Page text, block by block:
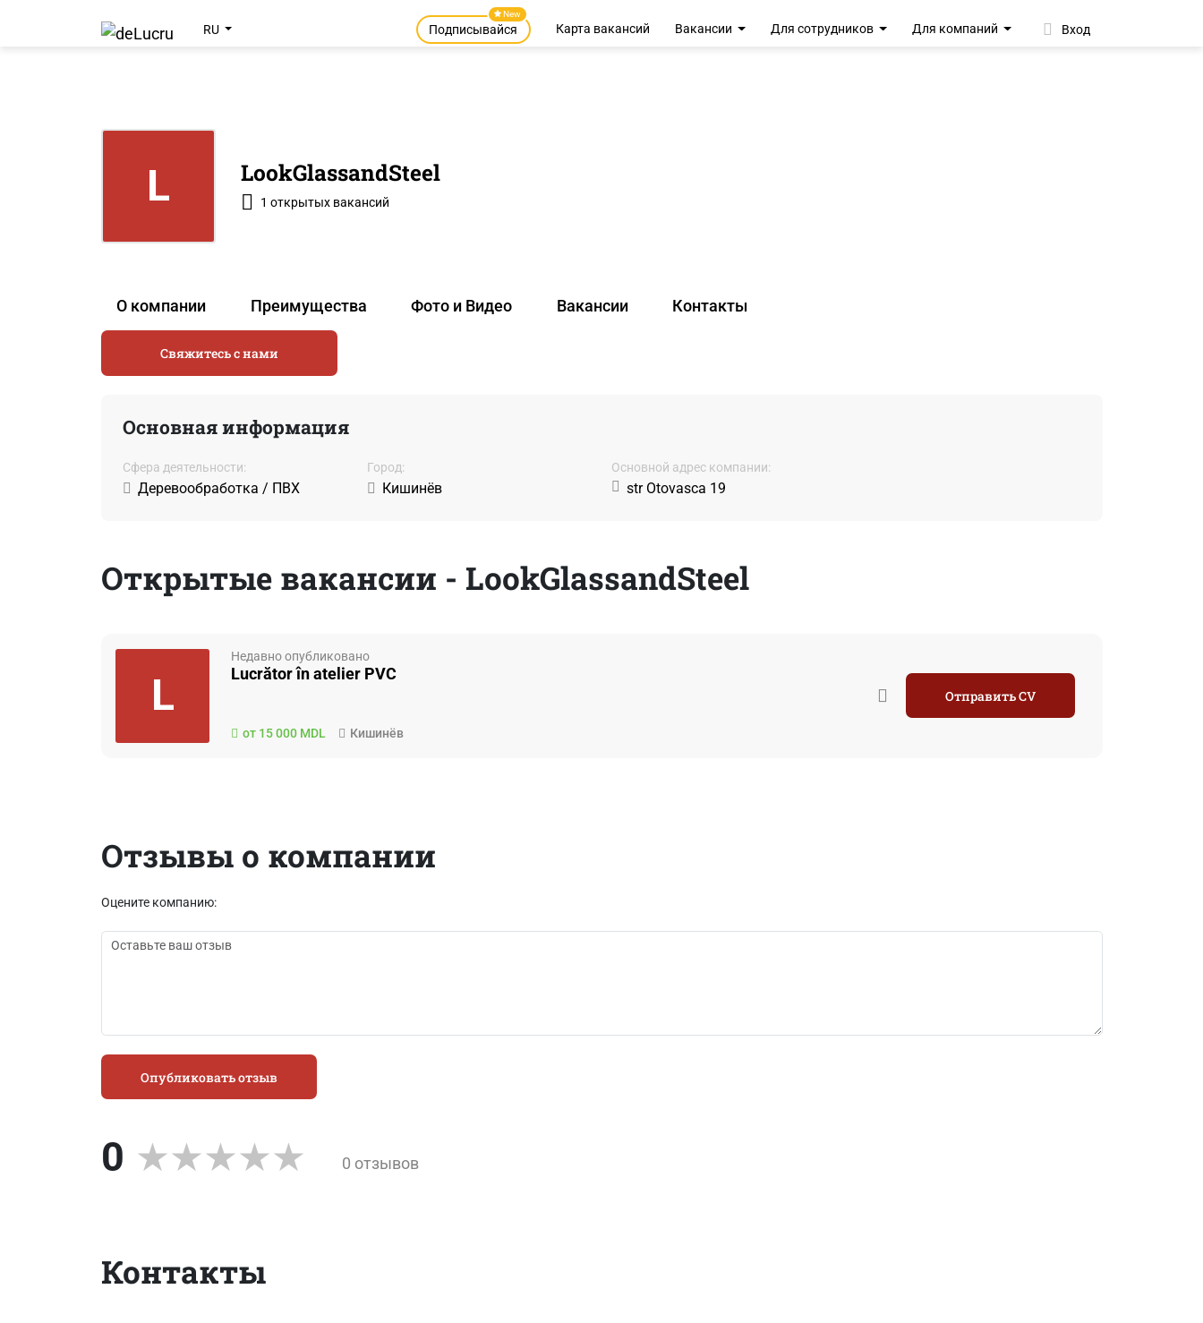
RU
New
Подписывайся Карта вакансий Вакансии Для сотрудников Для компаний Вход
L LookGlassandSteel
1 открытых вакансий
О компании Преимущества Фото и Видео Вакансии Контакты
Свяжитесь с нами
Основная информация
Сфера деятельности:
Деревообработка / ПВХ
Город:
Кишинёв
Основной адрес компании:
str Otovasca 19
Открытые вакансии - LookGlassandSteel
L
Недавно опубликовано
Lucrător în atelier PVC
от 15 000 MDL Кишинёв
Отправить CV
Отзывы о компании
Оцените компанию:
Опубликовать отзыв
0 0 отзывов
Контакты